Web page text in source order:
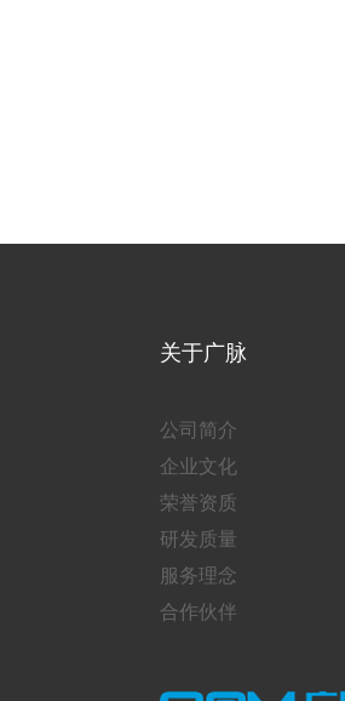
关于广脉
公司简介
企业文化
荣誉资质
研发质量
服务理念
合作伙伴